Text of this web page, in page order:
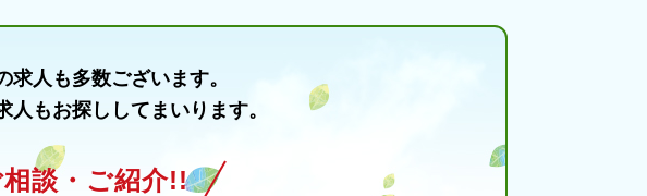
人も多数ございます。
もお探ししてまいります。
談・ご紹介!!